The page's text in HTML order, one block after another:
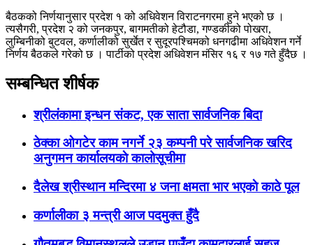
बैठकको निर्णयानुसार प्रदेश १ को अधिवेशन विराटनगरमा हुने भएको छ ।
त्यसैगरी, प्रदेश २ को जनकपुर, बागमतीको हेटौडा, गण्डकीको पोखरा,
लुम्बिनीको बुटवल, कर्णालीको सुर्खेत र सुदूरपश्चिमको धनगढीमा अधिवेशन गर्ने
निर्णय बैठकले गरेको छ । पार्टीको प्रदेश अधिवेशन मंसिर १६ र १७ गते हुँदैछ ।
सम्बन्धित शीर्षक
श्रीलंकामा इन्धन संकट, एक साता सार्वजनिक बिदा
ठेक्का ओगटेर काम नगर्ने २३ कम्पनी परे सार्वजनिक खरिद
अनुगमन कार्यालयकाे कालोसूचीमा
दैलेख श्रीस्थान मन्दिरमा ४ जना क्षमता भार भएकाे काठे पूल
कर्णालीका ३ मन्त्री आज पदमुक्त हुँदै